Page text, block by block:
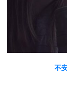
不